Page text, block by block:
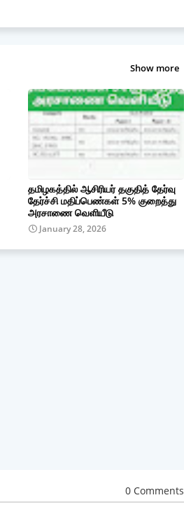
Show more
தமிழகத்தில் ஆசிரியர் தகுதித் தேர்வு
தேர்ச்சி மதிப்பெண்கள் 5% குறைத்து
அரசாணை வெளியீடு
January 28, 2026
0 Comments